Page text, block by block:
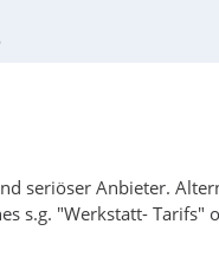
seriöser Anbieter.
s.g. "Werkstatt- Tarifs"